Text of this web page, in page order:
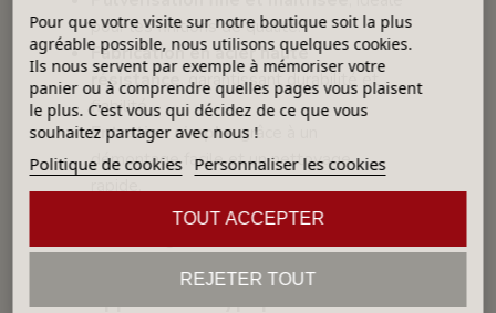
pour les finitions de qualité.
Fabrication en acier haute
résistance, garantissant durabilité et
fiabilité.
Entretien simple, grâce à un
démontage facile et un nettoyage
rapide.
Compatibilité parfaiteavec le pistolet
Pour que votre visite sur notre boutique soit la plus
agréable possible, nous utilisons quelques cookies.
Ils nous servent par exemple à mémoriser votre
panier ou à comprendre quelles pages vous plaisent
le plus. C'est vous qui décidez de ce que vous
souhaitez partager avec nous !
Politique de cookies Personnaliser les cookies
REJETER TOUT
TOUT ACCEPTER